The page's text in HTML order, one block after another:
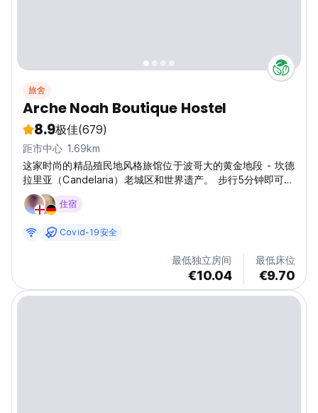
旅舍
Arche Noah Boutique Hostel
8.9极佳(679)
距市中心 1.69km
这家时尚的精品殖民地风格旅馆位于波哥大的黄金地段 - 坎德
拉里亚（Candelaria）老城区和世界遗产。 步行5分钟即可到
达蒙塞拉特（Monserrate）和玻利瓦尔广场（Plaza
Bolivar）以及博物馆等著名旅游景点。 酒店门口还有数十家
得夫妻，情侣和喜欢交际的独立旅行者们的高度评价。 来自
荷兰和英国的联合业主们广泛了解哥伦比亚各方面的知识，我
们将以您的母语对您的到来致以国际化的欢迎，并希望通过各
种庆典和活动来帮助您充分感受拥抱当地文化。 在诺亚方舟
（Arche...
住宿
Covid-19安全
最低独立房间
€10.04
最低床位
€9.70